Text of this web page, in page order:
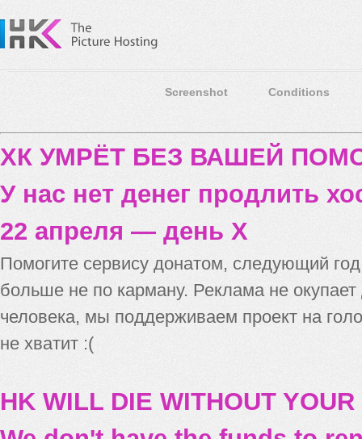
Screenshot Conditions
ХК УМРЁТ БЕЗ ВАШЕЙ
У нас нет денег продлить
22 апреля — день X
Помогите сервису донатом, следующий
больше не по карману. Реклама не
человека, мы поддерживаем проект на
не хватит :(
HK WILL DIE WITHOUT